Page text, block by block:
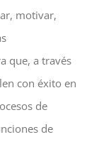
motivar,
que, a través
con éxito en
de
de